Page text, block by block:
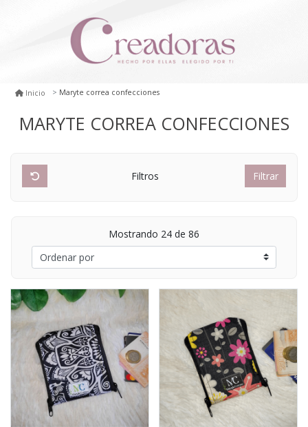
Inicio Maryte correa confecciones
MARYTE CORREA CONFECCIONES
Filtros Filtrar
Mostrando 24 de 86